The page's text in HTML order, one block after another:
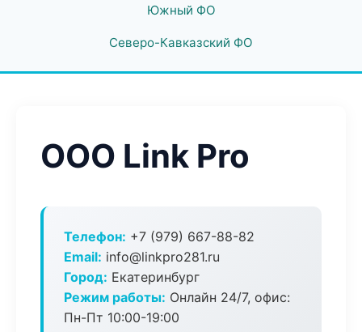
Южный ФО
Северо-Кавказский ФО
ООО Link Pro
Телефон: +7 (979) 667-88-82
Email: info@linkpro281.ru
Город: Екатеринбург
Режим работы: Онлайн 24/7, офис:
Пн-Пт 10:00-19:00